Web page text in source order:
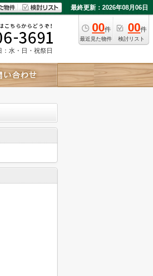
最終更新：2026年08月06日
00件
最近見た物件
00件
検討リスト
：水・日・祝祭日